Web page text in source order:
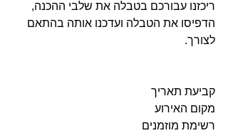
ריכזנו עבורכם בטבלה את שלבי ההכנה,
הדפיסו את הטבלה ועדכנו אותה בהתאם
לצורך.
קביעת תאריך
מקום האירוע
רשימת מוזמנים